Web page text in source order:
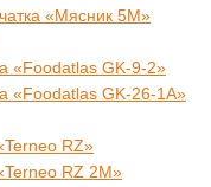
«Мясник 5M»
«Foodatlas GK-9-2»
«Foodatlas GK-26-1A»
RZ»
RZ 2М»